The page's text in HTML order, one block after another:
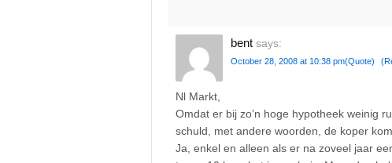
bent says:
October 28, 2008 at 10:38 pm(Quote)
Nl Markt,
Omdat er bij zo’n hoge hypotheek weinig
schuld, met andere woorden, de koper
Ja, enkel en alleen als er na zoveel jaar